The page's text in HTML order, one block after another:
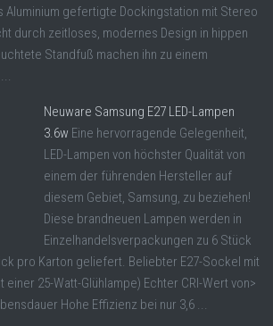
Aluminium gefertigte Dockingstation mit Stereo
durch zeitloses, modernes Design in hippen
Standfuß machen ihn zu einem
Neuware Samsung E27 LED-Lampen
3.6w Eine hervorragende Gelegenheit,
LED-Lampen von höchster Qualität von
einem der führenden Hersteller auf
diesem Gebiet, Samsung, zu beziehen!
Diese brandneuen Lampen werden in
Einzelhandelsverpackungen zu 6 Stück
pro Karton geliefert. Beliebter E27-Sockel mit
einer 25-Watt-Glühlampe) Echter CRI-Wert von>
Hohe Effizienz bei nur 3,6 ...